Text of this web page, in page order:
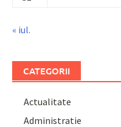
« iul.
CATEGORII
Actualitate
Administratie